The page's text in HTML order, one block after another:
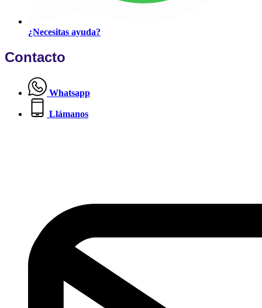
¿Necesitas ayuda?
Contacto
Whatsapp
Llámanos